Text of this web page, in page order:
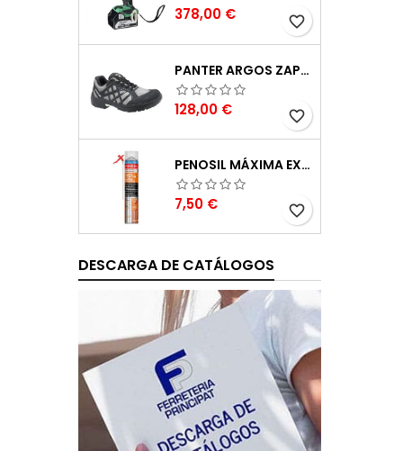
Precio
378,00 € favorite_border
PANTER ARGOS ZAPATILLAS DE SEGURIDAD S3 GRIS REFLECTOR TALLA 48
Precio
128,00 € favorite_border
PENOSIL MÁXIMA EXPANSIÓN ESPUMA DE POLIURETANO 750ML
Precio
7,50 € favorite_border
DESCARGA DE CATÁLOGOS